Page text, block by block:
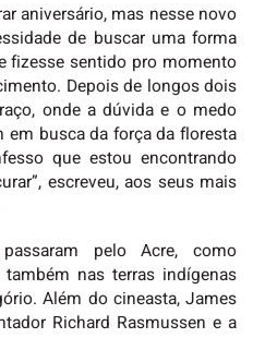
aniversário, mas nesse novo
de buscar uma forma
fizesse sentido pro momento
Depois de longos dois
onde a dúvida e o medo
busca da força da floresta
que estou encontrando
escreveu, aos seus mais
pelo Acre, como
nas terras indígenas
Além do cineasta, James
Richard Rasmussen e a